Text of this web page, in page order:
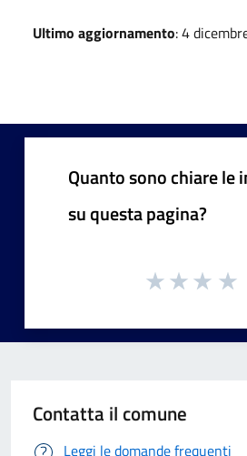
Ultimo aggiornamento: 4
Quanto sono chiare le
su questa pagina?
Contatta il comune
Leggi le domande frequenti